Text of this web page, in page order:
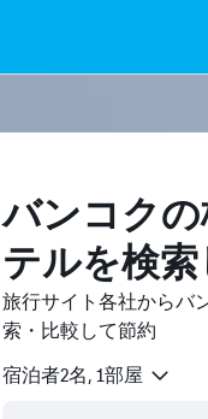
バンコク
テル​を検索
旅行サイト各社からバ
索・比較して節約
宿泊者2名, 1​部屋